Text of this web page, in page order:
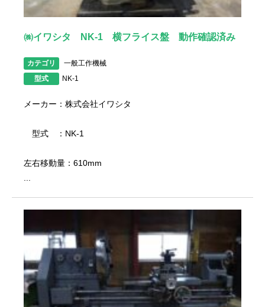
㈱イワシタ NK-1 横フライス盤 動作確認済み
カテゴリ
一般工作機械
型式
NK-1
メーカー：株式会社イワシタ
型式 ：NK-1
左右移動量：610mm
...